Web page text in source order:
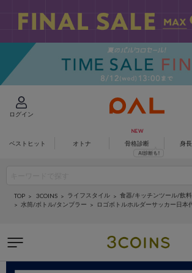
ログイン
ベストヒット オトナ 骨格診断 身
TOP 3COINS ライフスタイル
食器/キッチンツール/飲料
水筒/ボトル/タンブラー
ロゴボトルホルダーサッカー日本